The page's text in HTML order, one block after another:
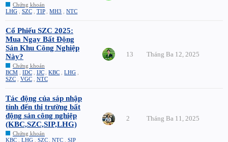
Chứng khoán
LHG
SZC TIP ,MH3 ,NTC
Cổ Phiếu SZC 2025:
Mua Ngay Bất Động
Sản Khu Công Nghiệp
Này?
Chứng khoán
BCM
IDC IJC ,KBC ,LHG
SZC
VGC NTC
13 Tháng Ba 12, 2025
Tác động của sáp nhập
tỉnh đến thị trường bất
động sản công nghiệp
(KBC,SZC,SIP,LHG)
Chứng khoán
KBC
LHG SZC ,NTC ,SIP
2 Tháng Ba 11, 2025